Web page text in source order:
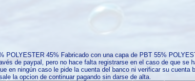
POLYESTER 45% Fabricado con una capa de PBT 55%
de paypal, pero no hace falta registrarse en el caso de que se
en ningún caso le pide la cuenta del banco ni verificar su cuenta
la opcion de continuar pagando sin darse de alta.